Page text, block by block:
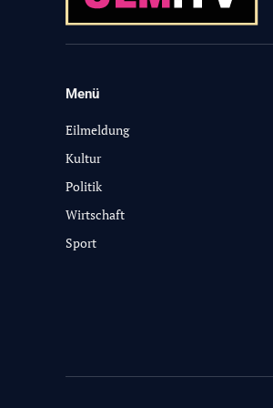
Menü
Eilmeldung
Kultur
Politik
Wirtschaft
Sport